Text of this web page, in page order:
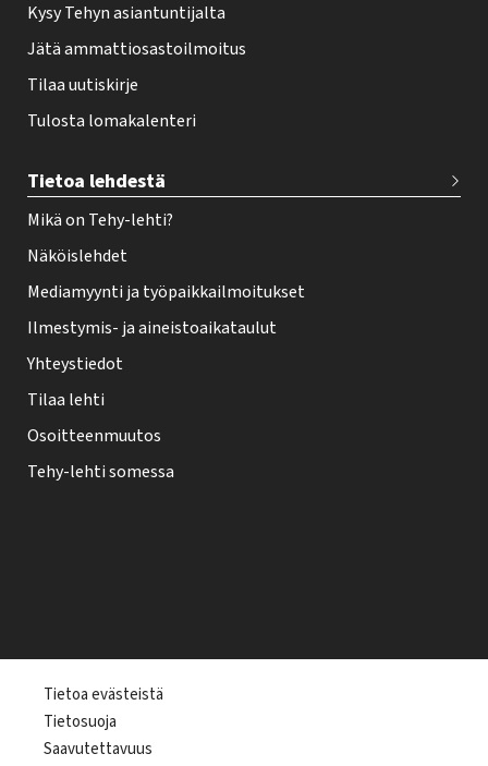
Kysy Tehyn asiantuntijalta
Jätä ammattiosastoilmoitus
Tilaa uutiskirje
Tulosta lomakalenteri
Tietoa lehdestä
Mikä on Tehy-lehti?
Näköislehdet
Mediamyynti ja työpaikkailmoitukset
Ilmestymis- ja aineistoaikataulut
Yhteystiedot
Tilaa lehti
Osoitteenmuutos
Tehy-lehti somessa
Tietoa evästeistä
Tietosuoja
Saavutettavuus